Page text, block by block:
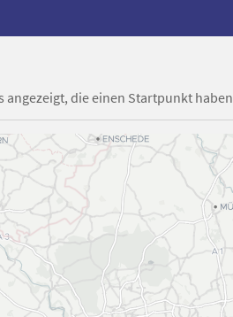
die einen Startpunkt haben